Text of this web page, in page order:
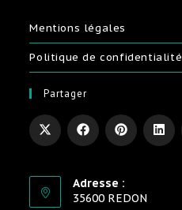
Mentions légales
Politique de confidentialité
Partager
Adresse :
35600 REDON